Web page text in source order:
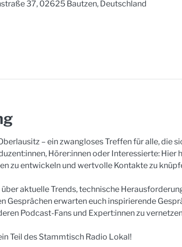
37, 02625 Bautzen, Deutschland
– ein zwangloses Treffen für alle, die
Hörer:innen oder Interessierte: Hier
zu entwickeln und wertvolle Kontakte zu
aktuelle Trends, technische
Gesprächen erwarten euch inspirierende
Podcast-Fans und Expert:innen zu
Teil des Stammtisch Radio Lokal!